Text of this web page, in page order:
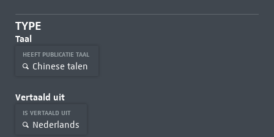
TYPE
Taal
HEEFT PUBLICATIE TAAL
Chinese talen
Vertaald uit
IS VERTAALD UIT
Nederlands